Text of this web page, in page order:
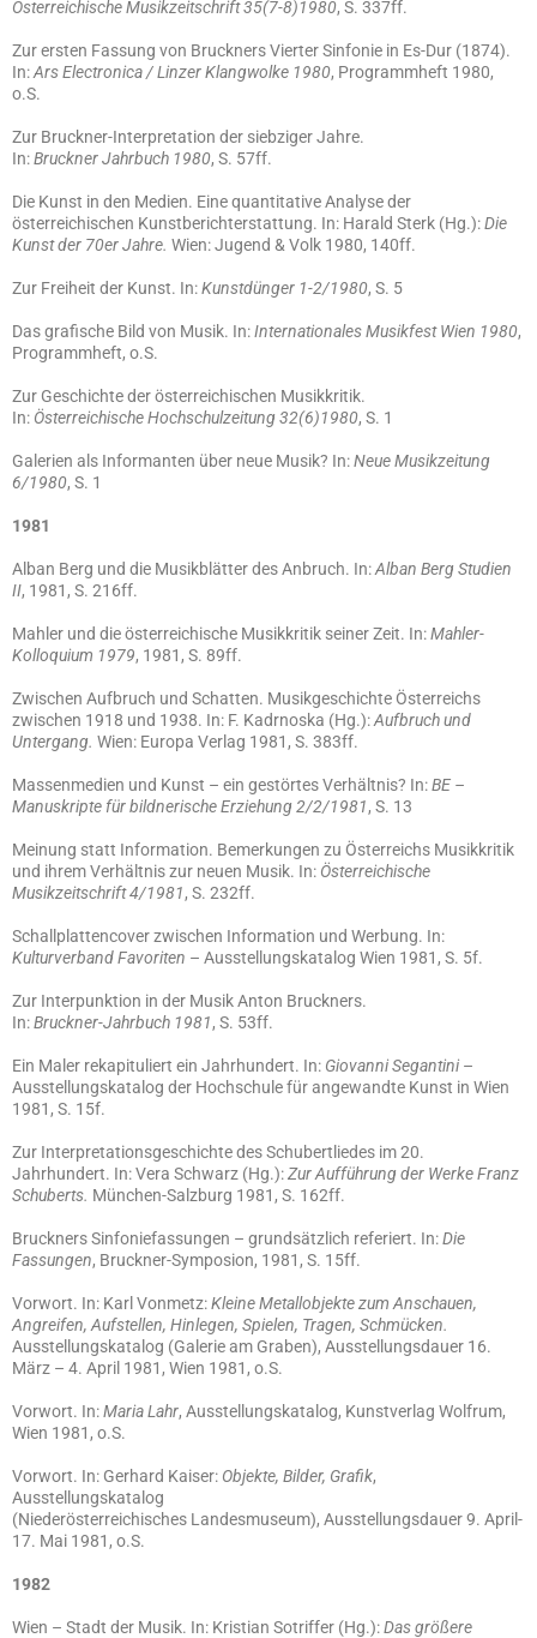
Österreichische Musikzeitschrift 35(7-8)1980, S. 337ff.
Zur ersten Fassung von Bruckners Vierter Sinfonie in Es-Dur (1874).
In:Ars Electronica / Linzer Klangwolke 1980, Programmheft 1980,
o.S.
Zur Bruckner-Interpretation der siebziger Jahre.
In:Bruckner Jahrbuch 1980, S. 57ff.
Die Kunst in den Medien. Eine quantitative Analyse der
österreichischen Kunstberichterstattung. In: Harald Sterk (Hg.):Die
Kunst der 70er Jahre. Wien: Jugend & Volk 1980, 140ff.
Zur Freiheit der Kunst. In:Kunstdünger 1-2/1980, S. 5
Das grafische Bild von Musik. In:Internationales Musikfest Wien 1980,
Programmheft, o.S.
Zur Geschichte der österreichischen Musikkritik.
In: Österreichische Hochschulzeitung 32(6)1980, S. 1
Galerien als Informanten über neue Musik? In:Neue Musikzeitung
6/1980, S. 1
1981
Alban Berg und die Musikblätter des Anbruch. In:Alban Berg Studien
II, 1981, S. 216ff.
Mahler und die österreichische Musikkritik seiner Zeit. In:Mahler-
Kolloquium 1979, 1981, S. 89ff.
Zwischen Aufbruch und Schatten. Musikgeschichte Österreichs
zwischen 1918 und 1938. In: F. Kadrnoska (Hg.):Aufbruch und
Untergang. Wien: Europa Verlag 1981, S. 383ff.
Massenmedien und Kunst – ein gestörtes Verhältnis? In:BE –
Manuskripte für bildnerische Erziehung 2/2/1981, S. 13
Meinung statt Information. Bemerkungen zu Österreichs Musikkritik
und ihrem Verhältnis zur neuen Musik. In: Österreichische
Musikzeitschrift 4/1981, S. 232ff.
Schallplattencover zwischen Information und Werbung. In:
Kulturverband Favoriten – Ausstellungskatalog Wien 1981, S. 5f.
Zur Interpunktion in der Musik Anton Bruckners.
In:Bruckner-Jahrbuch 1981, S. 53ff.
Ein Maler rekapituliert ein Jahrhundert. In: Giovanni Segantini–
Ausstellungskatalog der Hochschule für angewandte Kunst in Wien
1981, S. 15f.
Zur Interpretationsgeschichte des Schubertliedes im 20.
Jahrhundert. In: Vera Schwarz (Hg.):Zur Aufführung der Werke Franz
Schuberts. München-Salzburg 1981, S. 162ff.
Bruckners Sinfoniefassungen – grundsätzlich referiert. In:Die
Fassungen, Bruckner-Symposion, 1981, S. 15ff.
Vorwort. In: Karl Vonmetz:Kleine Metallobjekte zum Anschauen,
Angreifen, Aufstellen, Hinlegen, Spielen, Tragen, Schmücken.
Ausstellungskatalog (Galerie am Graben), Ausstellungsdauer 16.
März – 4. April 1981, Wien 1981, o.S.
Vorwort. In:Maria Lahr, Ausstellungskatalog, Kunstverlag Wolfrum,
Wien 1981, o.S.
Vorwort. In: Gerhard Kaiser: Objekte, Bilder, Grafik,
Ausstellungskatalog
(Niederösterreichisches Landesmuseum), Ausstellungsdauer 9. April-
17. Mai 1981, o.S.
1982
Wien – Stadt der Musik. In: Kristian Sotriffer (Hg.):Das größere